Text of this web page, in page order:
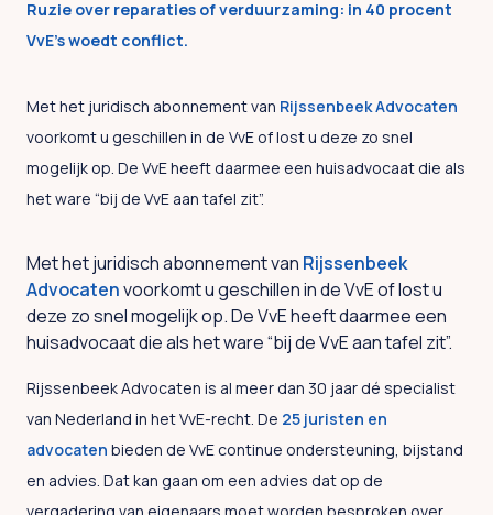
Ruzie over reparaties of verduurzaming: in 40 procent
VvE’s woedt conflict.
Met het juridisch abonnement van Rijssenbeek Advocaten
voorkomt u geschillen in de VvE of lost u deze zo snel
mogelijk op. De VvE heeft daarmee een huisadvocaat die als
het ware “bij de VvE aan tafel zit”.
Met het juridisch abonnement van Rijssenbeek
Advocatenvoorkomt u geschillen in de VvE of lost u
deze zo snel mogelijk op. De VvE heeft daarmee een
huisadvocaat die als het ware “bij de VvE aan tafel zit”.
Rijssenbeek Advocaten is al meer dan 30 jaar dé specialist
van Nederland in het VvE-recht. De 25 juristen en
advocaten bieden de VvE continue ondersteuning, bijstand
en advies. Dat kan gaan om een advies dat op de